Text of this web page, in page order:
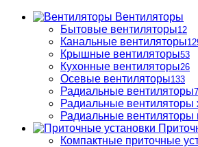
Вентиляторы
Бытовые вентиляторы12
Канальные вентиляторы
Крышные вентиляторы53
Кухонные вентиляторы26
Осевые вентиляторы133
Радиальные вентиляторы
Радиальные вентиляторы
Радиальные
Компактные приточные